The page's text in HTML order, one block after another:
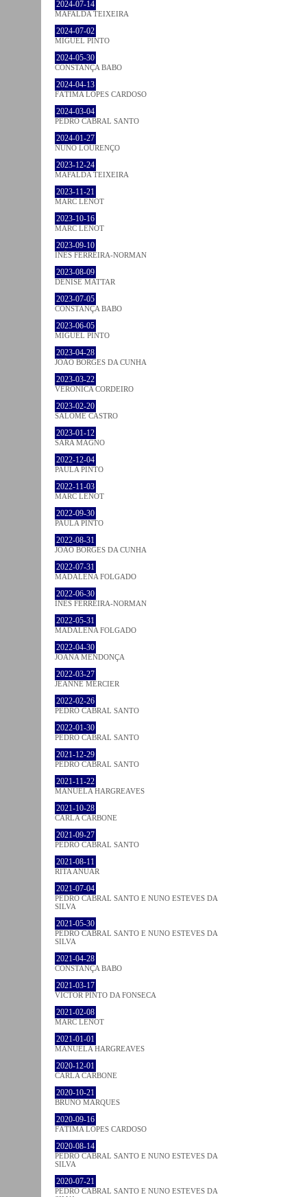
2024-07-14
MAFALDA TEIXEIRA
2024-07-02
MIGUEL PINTO
2024-05-30
CONSTANÇA BABO
2024-04-13
FÁTIMA LOPES CARDOSO
2024-03-04
PEDRO CABRAL SANTO
2024-01-27
NUNO LOURENÇO
2023-12-24
MAFALDA TEIXEIRA
2023-11-21
MARC LENOT
2023-10-16
MARC LENOT
2023-09-10
INÊS FERREIRA-NORMAN
2023-08-09
DENISE MATTAR
2023-07-05
CONSTANÇA BABO
2023-06-05
MIGUEL PINTO
2023-04-28
JOÃO BORGES DA CUNHA
2023-03-22
VERONICA CORDEIRO
2023-02-20
SALOMÉ CASTRO
2023-01-12
SARA MAGNO
2022-12-04
PAULA PINTO
2022-11-03
MARC LENOT
2022-09-30
PAULA PINTO
2022-08-31
JOÃO BORGES DA CUNHA
2022-07-31
MADALENA FOLGADO
2022-06-30
INÊS FERREIRA-NORMAN
2022-05-31
MADALENA FOLGADO
2022-04-30
JOANA MENDONÇA
2022-03-27
JEANNE MERCIER
2022-02-26
PEDRO CABRAL SANTO
2022-01-30
PEDRO CABRAL SANTO
2021-12-29
PEDRO CABRAL SANTO
2021-11-22
MANUELA HARGREAVES
2021-10-28
CARLA CARBONE
2021-09-27
PEDRO CABRAL SANTO
2021-08-11
RITA ANUAR
2021-07-04
PEDRO CABRAL SANTO E NUNO ESTEVES DA
SILVA
2021-05-30
PEDRO CABRAL SANTO E NUNO ESTEVES DA
SILVA
2021-04-28
CONSTANÇA BABO
2021-03-17
VICTOR PINTO DA FONSECA
2021-02-08
MARC LENOT
2021-01-01
MANUELA HARGREAVES
2020-12-01
CARLA CARBONE
2020-10-21
BRUNO MARQUES
2020-09-16
FÁTIMA LOPES CARDOSO
2020-08-14
PEDRO CABRAL SANTO E NUNO ESTEVES DA
SILVA
2020-07-21
PEDRO CABRAL SANTO E NUNO ESTEVES DA